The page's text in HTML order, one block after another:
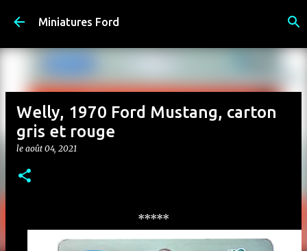
Accéder au contenu principal
Miniatures Ford
Welly, 1970 Ford Mustang, carton
gris et rouge
le août 04, 2021
*****